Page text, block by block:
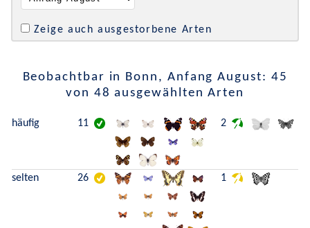
Zeige auch ausgestorbene Arten
Beobachtbar in Bonn, Anfang August: 45
von 48 ausgewählten Arten
häufig 11 2
selten 26 1